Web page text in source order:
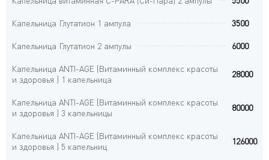
Капельница Глутатион 1 ампула 3500
Капельница Глутатион 2 ампулы 6000
Капельница ANTI-AGE (Витаминный комплекс красоты
и здоровья ) 1 капельница
28000
Капельница ANTI-AGE (Витаминный комплекс красоты
и здоровья ) 3 капельницы
80000
Капельница ANTI-AGE (Витаминный комплекс красоты
и здоровья ) 5 капельниц
126000